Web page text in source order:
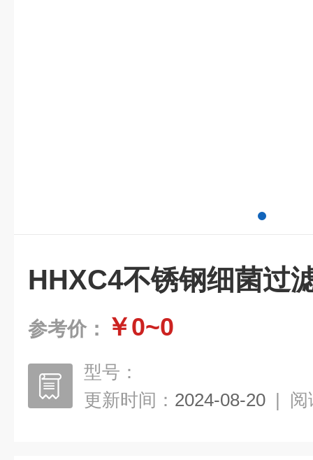
HHXC4不锈钢细菌过
参考价： ￥0~0
型号：
更新时间： 2024-08-20 | 阅